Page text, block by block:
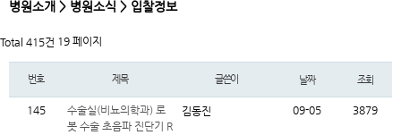
병원소개 > 병원소식 > 입찰정보
Total 415건 19 페이지
번호 제목 글쓴이 날짜 조회
145
수술실(비뇨의학과) 로
봇 수술 초음파 진단기 R
김동진 09-05 3879